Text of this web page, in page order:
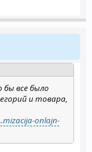
бы все было
и товара,
onlajn-